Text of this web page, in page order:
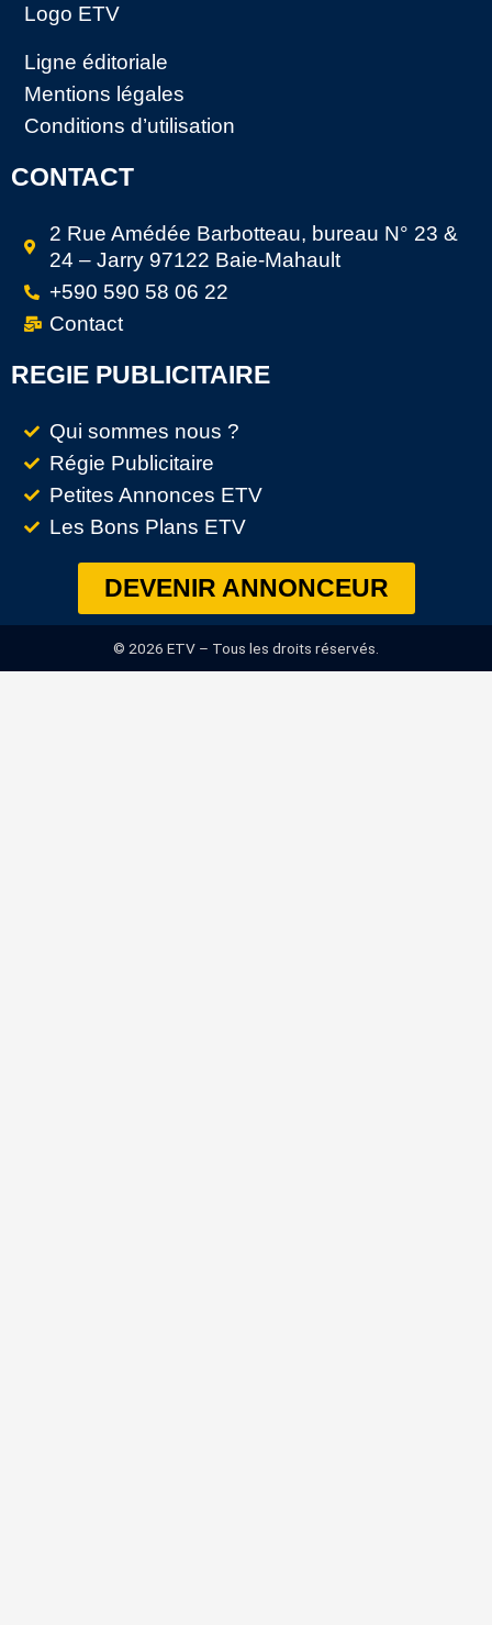
Logo ETV
Ligne éditoriale
Mentions légales
Conditions d’utilisation
CONTACT
2 Rue Amédée Barbotteau, bureau N° 23 &
24 – Jarry 97122 Baie-Mahault
+590 590 58 06 22
Contact
REGIE PUBLICITAIRE
Qui sommes nous ?
Régie Publicitaire
Petites Annonces ETV
Les Bons Plans ETV
DEVENIR ANNONCEUR
© 2026 ETV – Tous les droits réservés.